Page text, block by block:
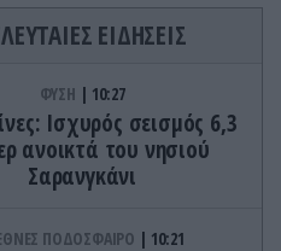
ΕΙΔΗΣΕΙΣ
ΦΥΣΗ 10:27
Ισχυρός σεισμός 6,3
ανοικτά του νησιού
Σαρανγκάνι
ΠΟΔΟΣΦΑΙΡΟ 10:21